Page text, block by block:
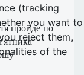
пройде по
(tracking
you want to
reject them,
of the